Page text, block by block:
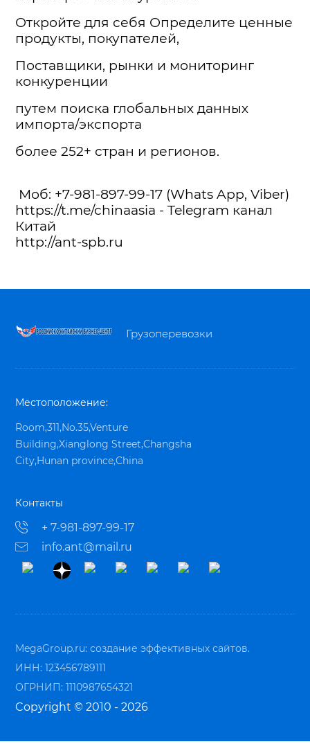
Откройте для себя Определите ценные
продукты, покупателей,
Поставщики, рынки и мониторинг
конкуренции
путем поиска глобальных данных
импорта/экспорта
более 252+ стран и регионов.
Моб: +7-981-897-99-17 (Whats App, Viber)
https://t.me/chinaasia - Telegram канал
Китай
http://ant-spb.ru
Грузоперевозки
Местоположение:
Room,311,No.35,Venture
Building,Xianglong Street,Changsha
City,Hunan province,China
Контакты
+ 7-981-897-99-17
info.ant@mail.ru
MegaGroup.ru:создание эффективных сайтов.
ИНН: 123456789111
ОГРНИП: 1110987654321
Copyright © 2010 - 2026